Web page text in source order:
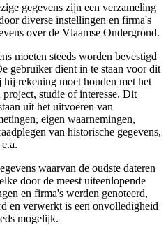
gegevens zijn een verzameling
diverse instellingen en firma's
over de Vlaamse Ondergrond.
moeten steeds worden bevestigd
gebruiker dient in te staan voor dit
rekening moet houden met het
studie of interesse. Dit
uit het uitvoeren van
eigen waarnemingen,
van historische gegevens,
waarvan de oudste dateren
door de meest uiteenlopende
en firma's werden genoteerd,
en verwerkt is een onvolledigheid
mogelijk.